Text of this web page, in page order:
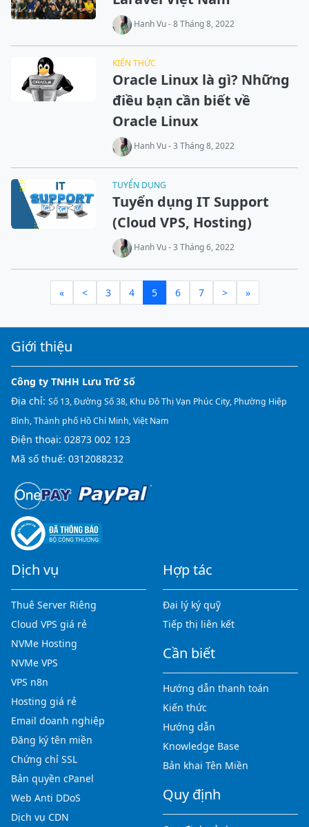
Hanh Vu - 8 Tháng 8, 2022
KIẾN THỨC
Oracle Linux là gì? Những
điều bạn cần biết về
Oracle Linux
Hanh Vu - 3 Tháng 8, 2022
TUYỂN DỤNG
Tuyển dụng IT Support
(Cloud VPS, Hosting)
Hanh Vu - 3 Tháng 6, 2022
« < 3 4 5 6 7 > »
Giới thiệu
Công ty TNHH Lưu Trữ Số
Địa chỉ: Số 13, Đường Số 38, Khu Đô Thị Vạn Phúc City, Phường Hiệp
Bình, Thành phố Hồ Chí Minh, Việt Nam
Điện thoại: 02873 002 123
Mã số thuế: 0312088232
Dịch vụ
Thuê Server Riêng
Cloud VPS giá rẻ
NVMe Hosting
NVMe VPS
VPS n8n
Hosting giá rẻ
Email doanh nghiệp
Đăng ký tên miền
Chứng chỉ SSL
Bản quyền cPanel
Web Anti DDoS
Dịch vụ CDN
Hợp tác
Đại lý ký quỹ
Tiếp thị liên kết
Cần biết
Hướng dẫn thanh toán
Kiến thức
Hướng dẫn
Knowledge Base
Bản khai Tên Miền
Quy định